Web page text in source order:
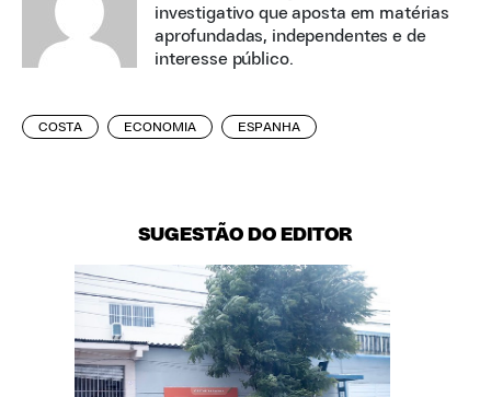
investigativo que aposta em matérias
aprofundadas, independentes e de
interesse público.
COSTA ECONOMIA ESPANHA
SUGESTÃO DO EDITOR